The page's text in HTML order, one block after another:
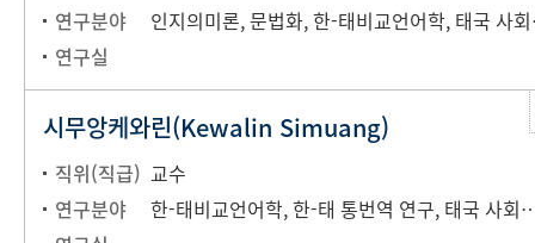
연구분야
인지의미론
연구실
시무앙케와린(Kewalin Simuang)
직위(직급) 교수
연구분야
한-태비교언어학, 한-태 통번역 연